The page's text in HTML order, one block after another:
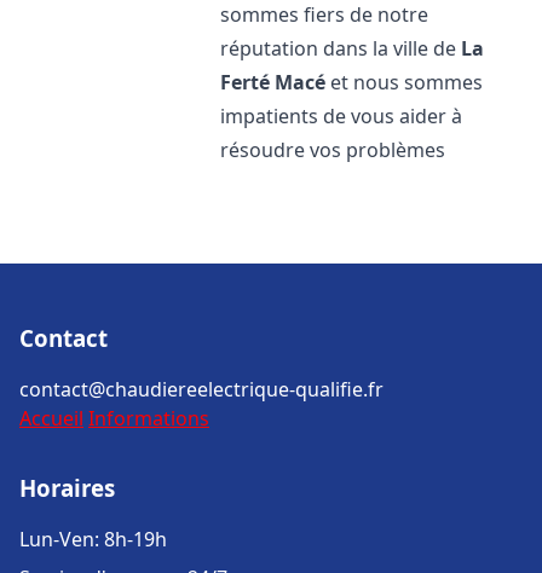
sommes fiers de notre
réputation dans la ville de La
Ferté Macé et nous sommes
impatients de vous aider à
résoudre vos problèmes
Contact
contact@chaudiereelectrique-qualifie.fr
Accueil Informations
Horaires
Lun-Ven: 8h-19h